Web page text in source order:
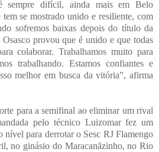
sempre difícil, ainda mais em Belo
se mostrado unido e resiliente, com
sofremos baixas depois do título da
provou que é unido e que todas
colaborar. Trabalhamos muito para
trabalhando. Estamos confiantes e
melhor em busca da vitória”, afirma
para a semifinal ao eliminar um rival
pelo técnico Luizomar fez um
nível para derrotar o Sesc RJ Flamengo
no ginásio do Maracanãzinho, no Rio